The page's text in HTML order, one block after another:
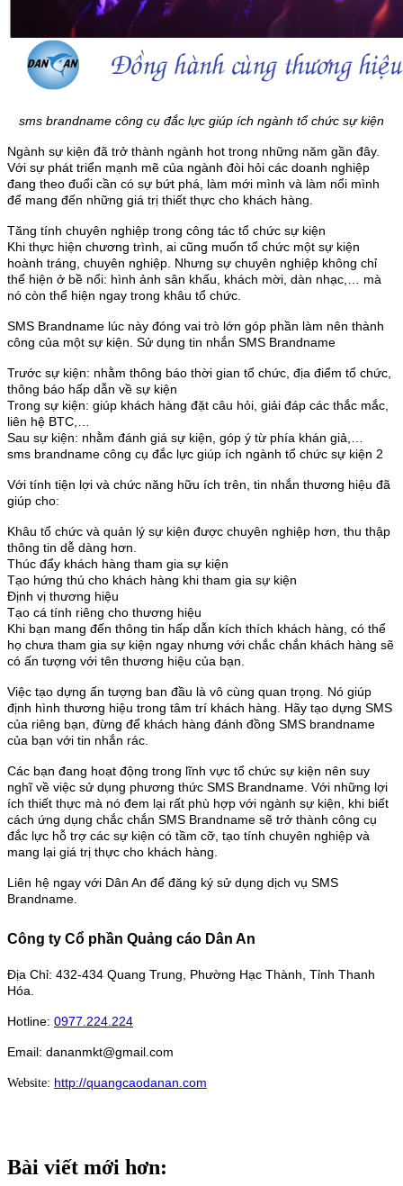
sms brandname công cụ đắc lực giúp ích ngành tổ chức sự kiện
Ngành sự kiện đã trở thành ngành hot trong những năm gần đây.
Với sự phát triển mạnh mẽ của ngành đòi hỏi các doanh nghiệp
đang theo đuổi cần có sự bứt phá, làm mới mình và làm nổi mình
để mang đến những giá trị thiết thực cho khách hàng.
Tăng tính chuyên nghiệp trong công tác tổ chức sự kiện
Khi thực hiện chương trình, ai cũng muốn tổ chức một sự kiện
hoành tráng, chuyên nghiệp. Nhưng sự chuyên nghiệp không chỉ
thể hiện ở bề nổi: hình ảnh sân khấu, khách mời, dàn nhạc,… mà
nó còn thể hiện ngay trong khâu tổ chức.
SMS Brandname lúc này đóng vai trò lớn góp phần làm nên thành
công của một sự kiện. Sử dụng tin nhắn SMS Brandname
Trước sự kiện: nhằm thông báo thời gian tổ chức, địa điểm tổ chức,
thông báo hấp dẫn về sự kiện
Trong sự kiện: giúp khách hàng đặt câu hỏi, giải đáp các thắc mắc,
liên hệ BTC,…
Sau sự kiện: nhằm đánh giá sự kiện, góp ý từ phía khán giả,…
sms brandname công cụ đắc lực giúp ích ngành tổ chức sự kiện 2
Với tính tiện lợi và chức năng hữu ích trên, tin nhắn thương hiệu đã
giúp cho:
Khâu tổ chức và quản lý sự kiện được chuyên nghiệp hơn, thu thập
thông tin dễ dàng hơn.
Thúc đẩy khách hàng tham gia sự kiện
Tạo hứng thú cho khách hàng khi tham gia sự kiện
Định vị thương hiệu
Tạo cá tính riêng cho thương hiệu
Khi bạn mang đến thông tin hấp dẫn kích thích khách hàng, có thể
họ chưa tham gia sự kiện ngay nhưng với chắc chắn khách hàng sẽ
có ấn tượng với tên thương hiệu của bạn.
Việc tạo dựng ấn tượng ban đầu là vô cùng quan trọng. Nó giúp
định hình thương hiệu trong tâm trí khách hàng. Hãy tạo dựng SMS
của riêng bạn, đừng để khách hàng đánh đồng SMS brandname
của bạn với tin nhắn rác.
Các bạn đang hoạt động trong lĩnh vực tổ chức sự kiện nên suy
nghĩ về việc sử dụng phương thức SMS Brandname. Với những lợi
ích thiết thực mà nó đem lại rất phù hợp với ngành sự kiện, khi biết
cách ứng dụng chắc chắn SMS Brandname sẽ trở thành công cụ
đắc lực hỗ trợ các sự kiện có tầm cỡ, tạo tính chuyên nghiệp và
mang lại giá trị thực cho khách hàng.
Liên hệ ngay với Dân An để đăng ký sử dụng dịch vụ SMS
Brandname.
Công ty Cổ phần Quảng cáo Dân An
Địa Chỉ: 432-434 Quang Trung, Phường Hạc Thành, Tỉnh Thanh
Hóa.
Hotline: 0977.224.224
Email: dananmkt@gmail.com
Website: http://quangcaodanan.com
Bài viết mới hơn: